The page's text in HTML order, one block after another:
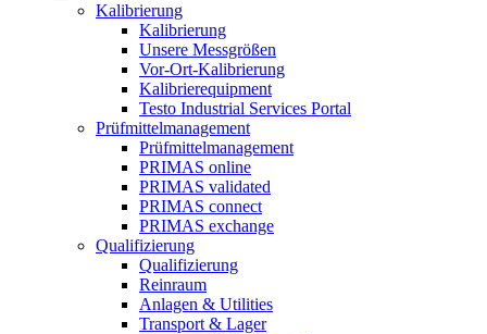
Kalibrierung
Kalibrierung
Unsere Messgrößen
Vor-Ort-Kalibrierung
Kalibrierequipment
Testo Industrial Services Portal
Prüfmittelmanagement
Prüfmittelmanagement
PRIMAS online
PRIMAS validated
PRIMAS connect
PRIMAS exchange
Qualifizierung
Qualifizierung
Reinraum
Anlagen & Utilities
Transport & Lager